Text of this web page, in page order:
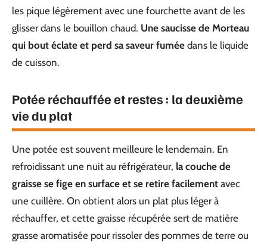
les pique légèrement avec une fourchette avant de les
glisser dans le bouillon chaud. Une saucisse de Morteau
qui bout éclate et perd sa saveur fumée dans le liquide
de cuisson.
Potée réchauffée et restes : la deuxième
vie du plat
Une potée est souvent meilleure le lendemain. En
refroidissant une nuit au réfrigérateur, la couche de
graisse se fige en surface et se retire facilement avec
une cuillère. On obtient alors un plat plus léger à
réchauffer, et cette graisse récupérée sert de matière
grasse aromatisée pour rissoler des pommes de terre ou